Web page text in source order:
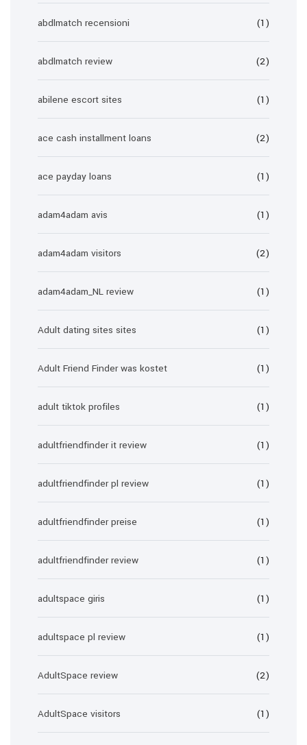
abdlmatch recensioni (1)
abdlmatch review (2)
abilene escort sites (1)
ace cash installment loans (2)
ace payday loans (1)
adam4adam avis (1)
adam4adam visitors (2)
adam4adam_NL review (1)
Adult dating sites sites (1)
Adult Friend Finder was kostet (1)
adult tiktok profiles (1)
adultfriendfinder it review (1)
adultfriendfinder pl review (1)
adultfriendfinder preise (1)
adultfriendfinder review (1)
adultspace giris (1)
adultspace pl review (1)
AdultSpace review (2)
AdultSpace visitors (1)